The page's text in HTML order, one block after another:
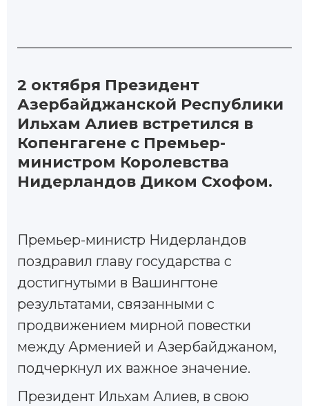
2 октября Президент
Азербайджанской Республики
Ильхам Алиев встретился в
Копенгагене с Премьер-
министром Королевства
Нидерландов Диком Схофом.
Премьер-министр Нидерландов
поздравил главу государства с
достигнутыми в Вашингтоне
результатами, связанными с
продвижением мирной повестки
между Арменией и Азербайджаном,
подчеркнул их важное значение.
Президент Ильхам Алиев, в свою